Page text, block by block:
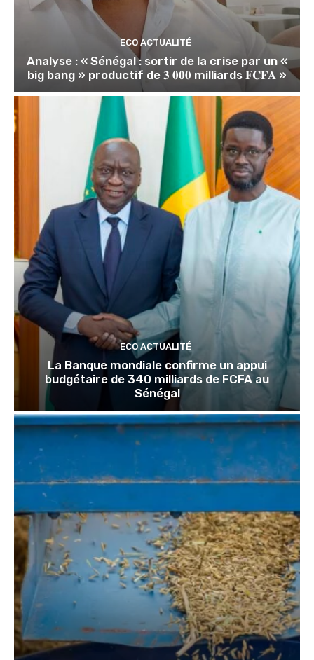
ECO ACTUALITÉ
Analyse : « Sénégal : sortir de la crise par un «
big bang » productif de 𝟑 𝟎𝟎𝟎 milliards 𝐅𝐂𝐅𝐀 »
ECO ACTUALITÉ
La Banque mondiale confirme un appui
budgétaire de 340 milliards de FCFA au
Sénégal